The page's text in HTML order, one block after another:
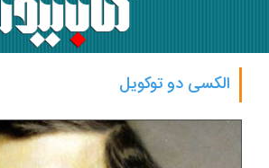
الکسی دو توکویل